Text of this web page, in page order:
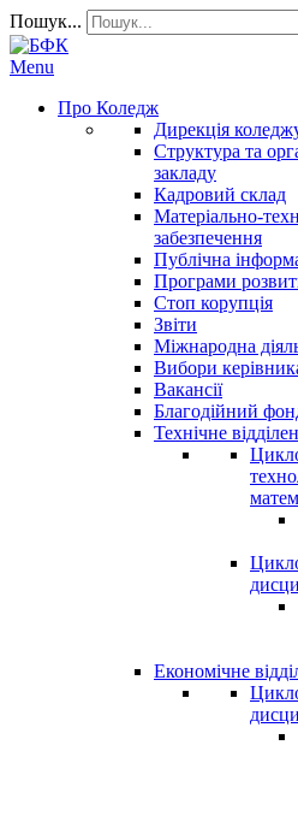
Пошук...
Menu
Про Коледж
Дирекція
Структура та
закладу
Кадровий склад
Матеріально-
забезпечення
Публічна
Програми
Стоп корупція
Звіти
Міжнародна
Вибори
Вакансії
Благодійний
Технічне
Економічне